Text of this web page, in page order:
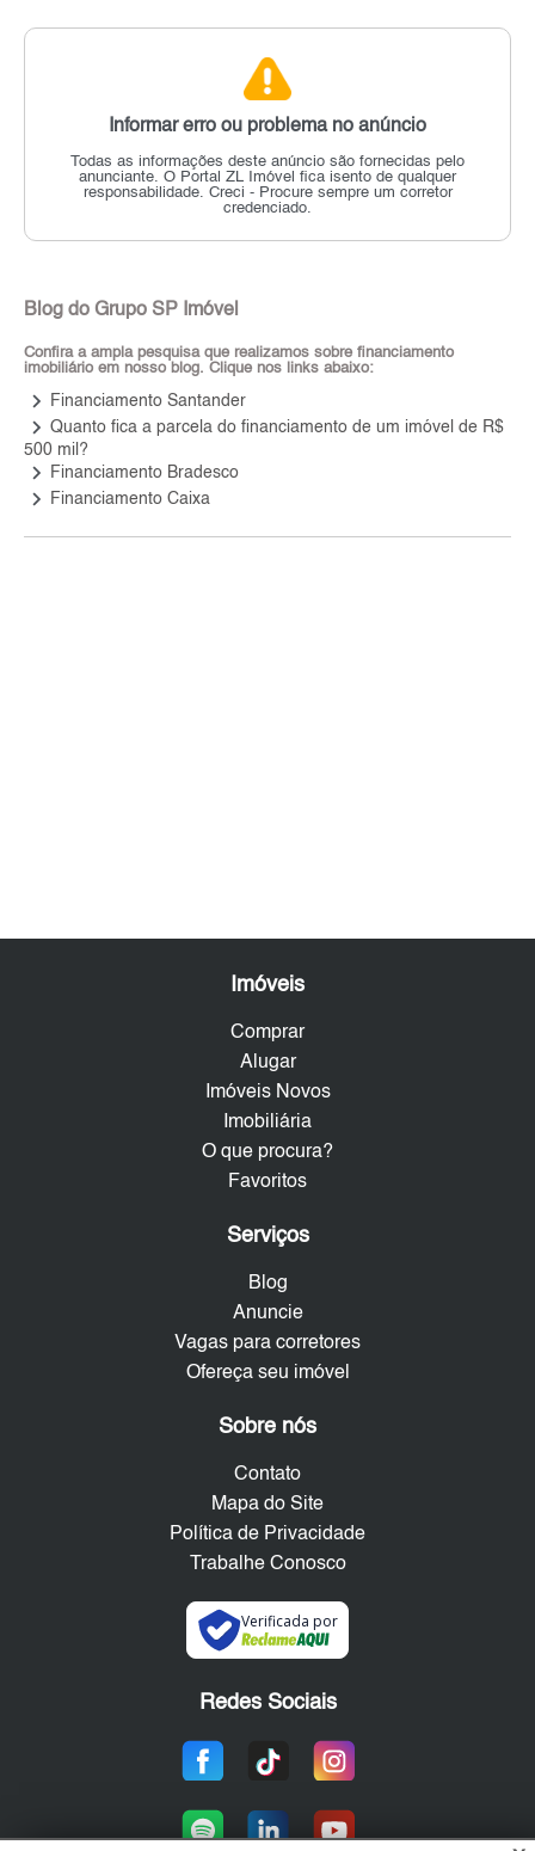
Informar erro ou problema no anúncio
Todas as informações deste anúncio são fornecidas pelo
anunciante. O Portal ZL Imóvel fica isento de qualquer
responsabilidade. Creci - Procure sempre um corretor
credenciado.
Blog do Grupo SP Imóvel
Confira a ampla pesquisa que realizamos sobre financiamento
imobiliário em nosso blog. Clique nos links abaixo:
keyboard_arrow_right Financiamento Santander
keyboard_arrow_right Quanto fica a parcela do financiamento de um imóvel de R$
500 mil?
keyboard_arrow_right Financiamento Bradesco
keyboard_arrow_right Financiamento Caixa
Imóveis
Comprar
Alugar
Imóveis Novos
Imobiliária
O que procura?
Favoritos
Serviços
Blog
Anuncie
Vagas para corretores
Ofereça seu imóvel
Sobre nós
Contato
Mapa do Site
Política de Privacidade
Trabalhe Conosco
Verificada por
Redes Sociais